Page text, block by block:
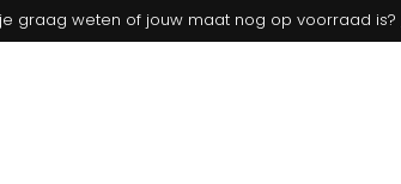
graag weten of jouw maat nog op voorraad is?